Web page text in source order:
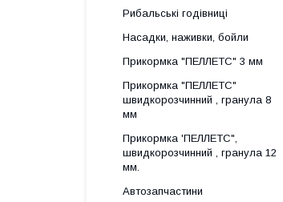
Рибальські годівниці
Насадки, наживки, бойли
Прикормка "ПЕЛЛЕТС" 3 мм
Прикормка "ПЕЛЛЕТС"
швидкорозчинний , гранула 8
мм
Прикормка 'ПЕЛЛЕТС",
швидкорозчинний , гранула 12
мм.
Автозапчастини